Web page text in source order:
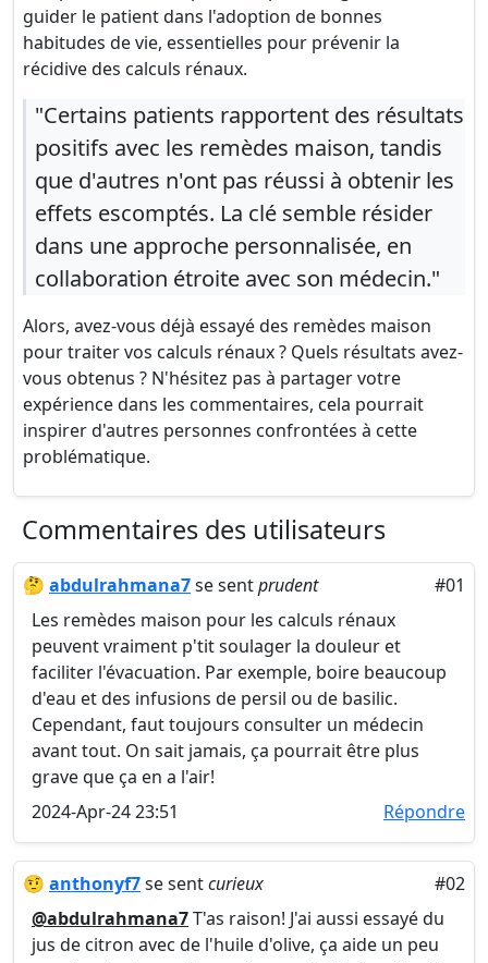
guider le patient dans l'adoption de bonnes
habitudes de vie, essentielles pour prévenir la
récidive des calculs rénaux.
"Certains patients rapportent des résultats
positifs avec les remèdes maison, tandis
que d'autres n'ont pas réussi à obtenir les
effets escomptés. La clé semble résider
dans une approche personnalisée, en
collaboration étroite avec son médecin."
Alors, avez-vous déjà essayé des remèdes maison
pour traiter vos calculs rénaux ? Quels résultats avez-
vous obtenus ? N'hésitez pas à partager votre
expérience dans les commentaires, cela pourrait
inspirer d'autres personnes confrontées à cette
problématique.
Commentaires des utilisateurs
🤔 abdulrahmana7se sentprudent
#01
Les remèdes maison pour les calculs rénaux
peuvent vraiment p'tit soulager la douleur et
faciliter l'évacuation. Par exemple, boire beaucoup
d'eau et des infusions de persil ou de basilic.
Cependant, faut toujours consulter un médecin
avant tout. On sait jamais, ça pourrait être plus
grave que ça en a l'air!
2024-Apr-24 23:51
Répondre
🤨 anthonyf7se sentcurieux
#02
@abdulrahmana7T'as raison! J'ai aussi essayé du
jus de citron avec de l'huile d'olive, ça aide un peu